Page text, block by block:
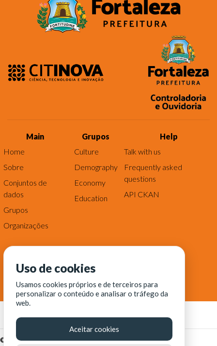
Main
Home
Sobre
Conjuntos de
dados
Grupos
Organizações
Grupos
Culture
Demography
Economy
Education
Help
Talk with us
Frequently asked
questions
API CKAN
© Fortaleza Digital || CITINOVA - Fundação de Ciência,
Uso de cookies
Usamos cookies próprios e de terceiros para
personalizar o conteúdo e analisar o tráfego da
web.
Aceitar cookies